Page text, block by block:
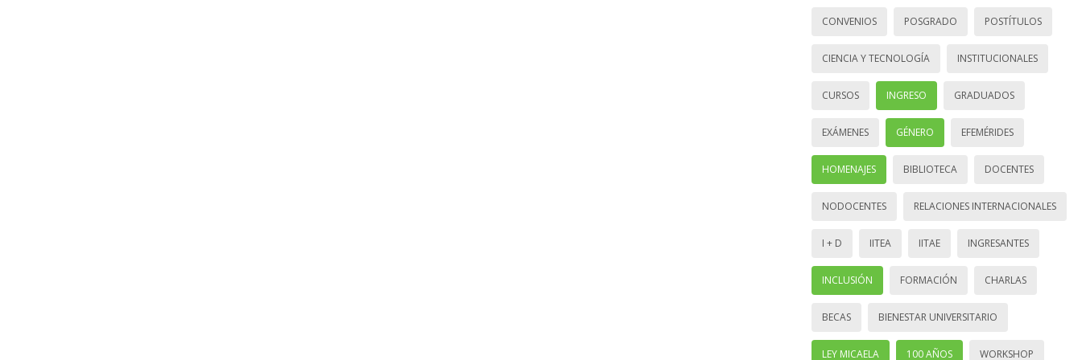
CONVENIOS POSGRADO POSTÍTULOS
CIENCIA Y TECNOLOGÍA INSTITUCIONALES
CURSOS INGRESO GRADUADOS
EXÁMENES GÉNERO EFEMÉRIDES
HOMENAJES BIBLIOTECA DOCENTES
NODOCENTES RELACIONES INTERNACIONALES
I + D IITEA IITAE INGRESANTES
INCLUSIÓN FORMACIÓN CHARLAS
BECAS BIENESTAR UNIVERSITARIO
LEY MICAELA 100 AÑOS WORKSHOP